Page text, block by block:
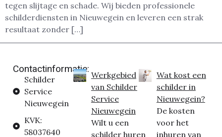
tegen slijtage en schade. Wij bieden professionele
schilderdiensten in Nieuwegein en leveren een strak
resultaat zonder […]
Contactinformatie:
Schilder
Service
Nieuwegein
KVK:
58037640
Werkgebied
van Schilder
Service
Nieuwegein
Wilt u een
schilder huren
Wat kost een
schilder in
Nieuwegein?
De kosten
voor het
inhuren van